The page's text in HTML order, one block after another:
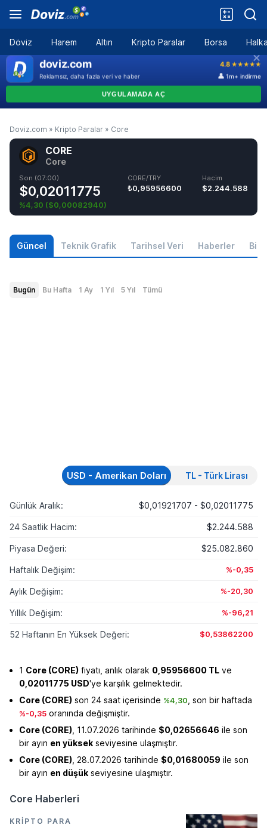
Döviz Harem Altın Kripto Paralar Borsa
Doviz.com » Kripto Paralar » Core
CORE
Core
Son (07:00)
$0,02011775
%4,30 ($0,00082940)
CORE/TRY
₺0,95956600
Hacim
$2.244.588
Güncel Teknik Grafik Tarihsel Veri Haberler Bilgi
Bugün Bu Hafta 1 Ay 1 Yıl 5 Yıl Tümü
USD - Amerikan Doları TL - Türk Lirası
Günlük Aralık: $0,01921707 - $0,02011775
24 Saatlik Hacim: $2.244.588
Piyasa Değeri: $25.082.860
Haftalık Değişim: %-0,35
Aylık Değişim: %-20,30
Yıllık Değişim: %-96,21
52 Haftanın En Yüksek Değeri: $0,53862200
1 Core (CORE) fiyatı, anlık olarak 0,95956600 TL ve
0,02011775 USD'ye karşılık gelmektedir.
Core (CORE) son 24 saat içerisinde %4,30 , son bir haftada
%-0,35 oranında değişmiştir.
Core (CORE) , 11.07.2026 tarihinde $0,02656646 ile son
bir ayın en yüksek seviyesine ulaşmıştır.
Core (CORE) , 28.07.2026 tarihinde $0,01680059 ile son
bir ayın en düşük seviyesine ulaşmıştır.
Core Haberleri
KRIPTO PARA